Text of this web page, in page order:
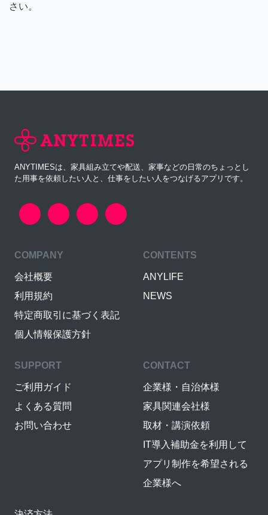
さい。
ANYTIMESは、家具組み立てや配送、家事などの日常のちょっとし
た用事を依頼したい人と、仕事をしたい人をつなげるアプリです。
COMPANY
会社概要
利用規約
特定商取引に基づく表記
個人情報保護方針
CONTENTS
ANYLIFE
NEWS
SUPPORT
ご利用ガイド
よくある質問
お問い合わせ
CONTACT
企業様・自治体様
家具関連会社様
取材・講演依頼
IT導入補助金を利用して
アプリ制作を希望される
企業様へ